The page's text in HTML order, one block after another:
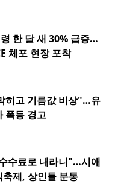
한 달 새 30% 급증…
체포 현장 포착
히고 기름값 비상"…유
폭등 경고
수료로 내라니"…시애
축제, 상인들 분통